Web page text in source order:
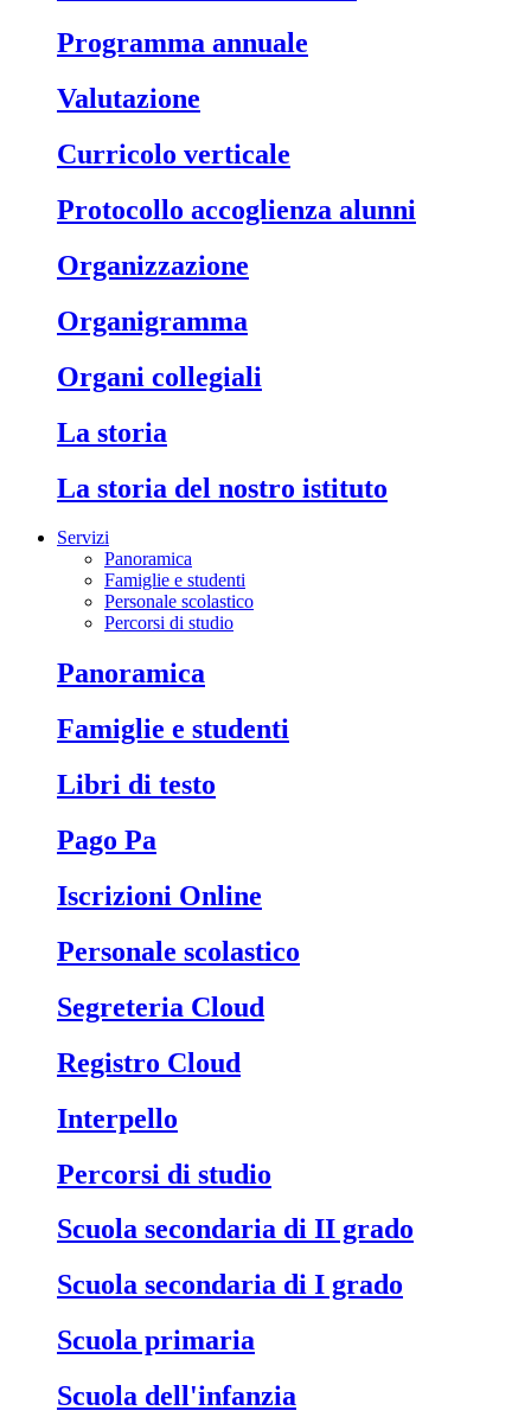
Programma annuale
Valutazione
Curricolo verticale
Protocollo accoglienza alunni
Organizzazione
Organigramma
Organi collegiali
La storia
La storia del nostro istituto
Servizi
Panoramica
Famiglie e studenti
Personale scolastico
Percorsi di studio
Panoramica
Famiglie e studenti
Libri di testo
Pago Pa
Iscrizioni Online
Personale scolastico
Segreteria Cloud
Registro Cloud
Interpello
Percorsi di studio
Scuola secondaria di II grado
Scuola secondaria di I grado
Scuola primaria
Scuola dell'infanzia